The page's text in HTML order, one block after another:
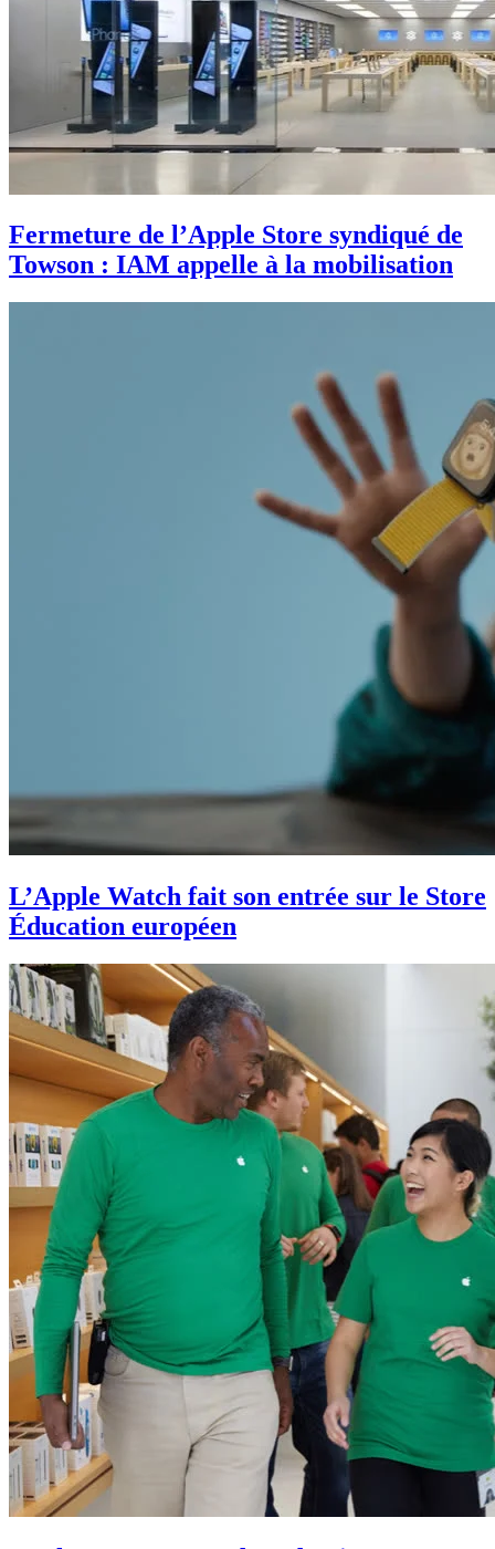
Fermeture de l’Apple Store syndiqué de
Towson : IAM appelle à la mobilisation
L’Apple Watch fait son entrée sur le Store
Éducation européen